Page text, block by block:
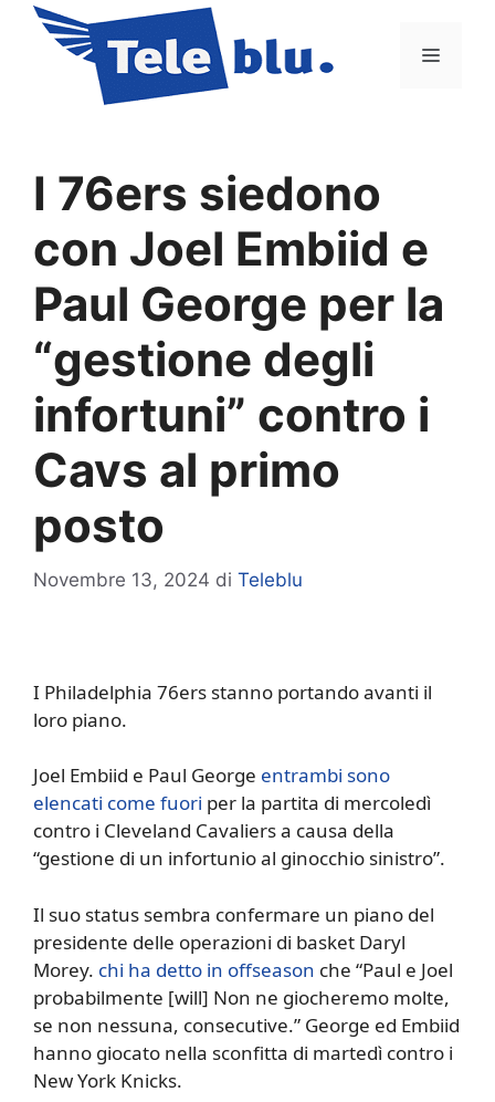
contenuto
Menu
I 76ers siedono
con Joel Embiid e
Paul George per la
“gestione degli
infortuni” contro i
Cavs al primo
posto
Novembre 13, 2024 di Teleblu
I Philadelphia 76ers stanno portando avanti il ​​
loro piano.
Joel Embiid e Paul George entrambi sono
elencati come fuori per la partita di mercoledì
contro i Cleveland Cavaliers a causa della
“gestione di un infortunio al ginocchio sinistro”.
Il suo status sembra confermare un piano del
presidente delle operazioni di basket Daryl
Morey. chi ha detto in offseason che “Paul e Joel
probabilmente [will] Non ne giocheremo molte,
se non nessuna, consecutive.” George ed Embiid
hanno giocato nella sconfitta di martedì contro i
New York Knicks.